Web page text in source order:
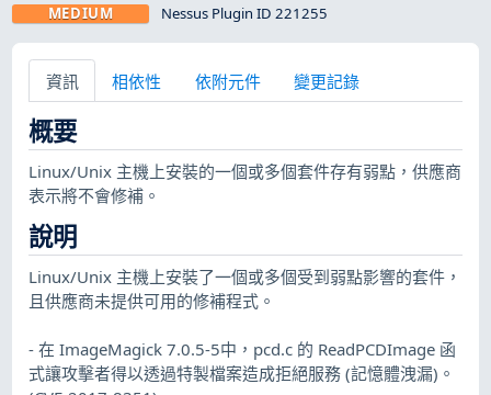
MEDIUM Nessus Plugin ID 221255
資訊 相依性 依附元件 變更記錄
概要
Linux/Unix 主機上安裝的一個或多個套件存有弱點，供應商
表示將不會修補。
說明
Linux/Unix 主機上安裝了一個或多個受到弱點影響的套件，
且供應商未提供可用的修補程式。
- 在 ImageMagick 7.0.5-5中，pcd.c 的 ReadPCDImage 函
式讓攻擊者得以透過特製檔案造成拒絕服務 (記憶體洩漏)。